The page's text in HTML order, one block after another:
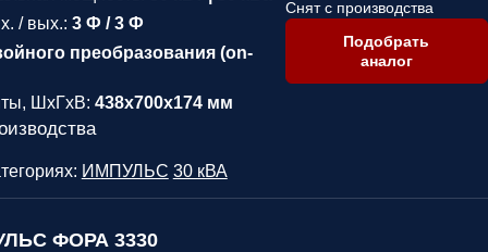
/ вых.: 3 Ф / 3 Ф
преобразования (on-
ШхГхВ: 438x700x174 мм
ИМПУЛЬС 30 кВА
Снят с производства
Подобрать
аналог
ФОРА 3330